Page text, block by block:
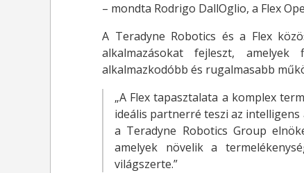
– mondta Rodrigo DallOglio, a Flex
A Teradyne Robotics és a Flex
alkalmazásokat fejleszt,
alkalmazkodóbb és rugalmasabb
„A Flex tapasztalata a komplex
ideális partnerré teszi az
a Teradyne Robotics Group
amelyek növelik a
világszerte.”